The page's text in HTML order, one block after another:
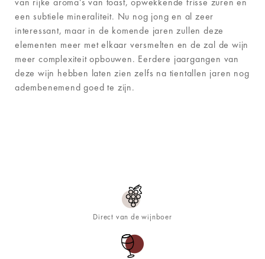
een subtiele mineraliteit. Nu nog jong en al zeer
interessant, maar in de komende jaren zullen deze
elementen meer met elkaar versmelten en de zal de wijn
meer complexiteit opbouwen. Eerdere jaargangen van
deze wijn hebben laten zien zelfs na tientallen jaren nog
adembenemend goed te zijn.
Direct van de wijnboer